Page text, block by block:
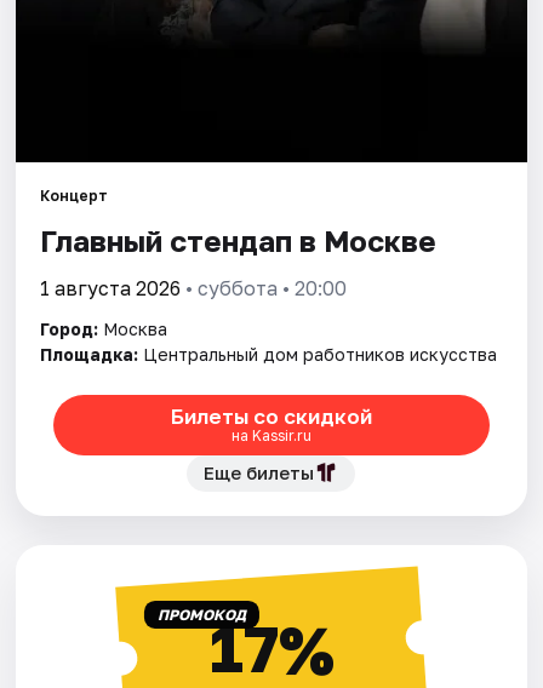
Концерт
Главный стендап в Москве
1 августа 2026 • суббота • 20:00
Город: Москва
Площадка: Центральный дом работников искусства
Билеты со скидкой
на Kassir.ru
Еще билеты
ПРОМОКОД17%